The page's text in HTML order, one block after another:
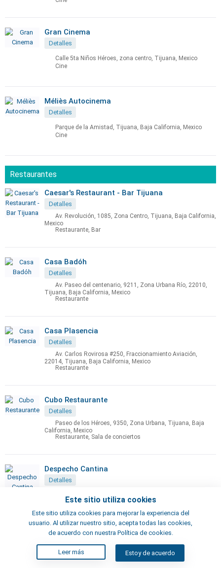
Gran Cinema
Detalles
Calle 5ta Niños Héroes, zona centro, Tijuana, Mexico
Cine
Méliès Autocinema
Detalles
Parque de la Amistad, Tijuana, Baja California, Mexico
Cine
Restaurantes
Caesar's Restaurant - Bar Tijuana
Detalles
Av. Revolución, 1085, Zona Centro, Tijuana, Baja California,
Mexico
Restaurante, Bar
Casa Badóh
Detalles
Av. Paseo del centenario, 9211, Zona Urbana Río, 22010,
Tijuana, Baja California, Mexico
Restaurante
Casa Plasencia
Detalles
Av. Carlos Rovirosa #250, Fraccionamiento Aviación,
22014, Tijuana, Baja California, Mexico
Restaurante
Cubo Restaurante
Detalles
Paseo de los Héroes, 9350, Zona Urbana, Tijuana, Baja
California, Mexico
Restaurante, Sala de conciertos
Despecho Cantina
Detalles
C. Orizaba 10335, Neidhart, 22020 Tijuana, B.C., Mexico
Bar, Restaurante
El Club Tacos & Beer's
Detalles
Av. Revolución 1217, Zona Centro, 22000 Tijuana, B.C.
Este sitio utiliza cookies
Este sitio utiliza cookies para mejorar la experiencia del
usuario. Al utilizar nuestro sitio, acepta todas las cookies,
de acuerdo con nuestra Política de cookies.
Leer más Estoy de acuerdo